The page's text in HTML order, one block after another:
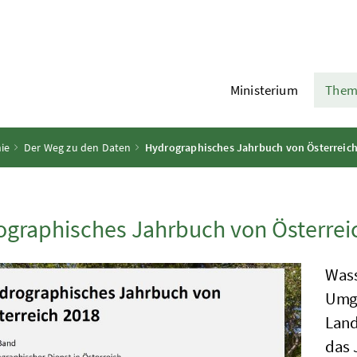
Ministerium
Der Weg zu den Daten Hydrographisches Jahrbuch von
Jahrbuch von
das